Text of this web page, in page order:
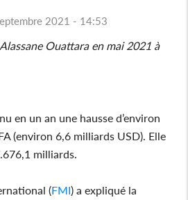
2021 - 14:53
Ouattara en mai 2021 à
en un an une hausse d’environ
(environ 6,6 milliards USD). Elle
milliards.
(FMI) a expliqué la